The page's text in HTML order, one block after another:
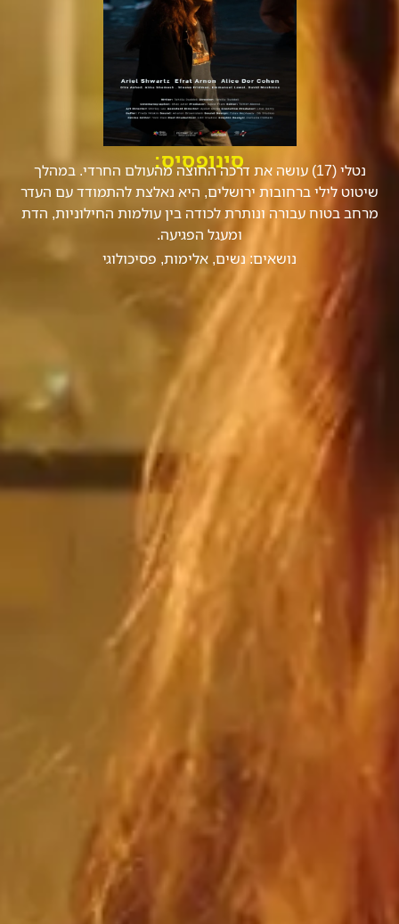
סינופסיס:
נטלי (17) עושה את דרכה החוצה מהעולם החרדי. במהלך
שיטוט לילי ברחובות ירושלים, היא נאלצת להתמודד עם העדר
מרחב בטוח עבורה ונותרת לכודה בין עולמות החילוניות, הדת
ומעגל הפגיעה.
נושאים: נשים, אלימות, פסיכולוגי